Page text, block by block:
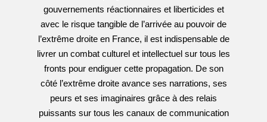
gouvernements réactionnaires et liberticides et
avec le risque tangible de l’arrivée au pouvoir de
l’extrême droite en France, il est indispensable de
livrer un combat culturel et intellectuel sur tous les
fronts pour endiguer cette propagation. De son
côté l’extrême droite avance ses narrations, ses
peurs et ses imaginaires grâce à des relais
puissants sur tous les canaux de communication